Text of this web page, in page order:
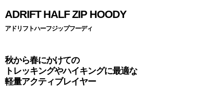
ADRIFT HALF ZIP HOODY
アドリフトハーフジップフーディ
秋から春にかけての
トレッキングやハイキングに最適な
軽量アクティブレイヤー